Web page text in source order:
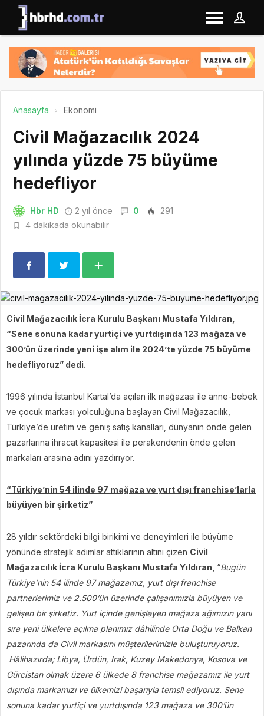
Anasayfa Ekonomi
Civil Mağazacılık 2024
yılında yüzde 75 büyüme
hedefliyor
Hbr HD 2 yıl önce 0
291
4 dakikada okunabilir
Civil Mağazacılık İcra Kurulu Başkanı Mustafa Yıldıran,
“Sene sonuna kadar yurtiçi ve yurtdışında 123 mağaza ve
300’ün üzerinde yeni işe alım ile 2024’te yüzde 75 büyüme
hedefliyoruz” dedi.
1996 yılında İstanbul Kartal’da açılan ilk mağazası ile anne-bebek
ve çocuk markası yolculuğuna başlayan Civil Mağazacılık,
Türkiye’de üretim ve geniş satış kanalları, dünyanın önde gelen
pazarlarına ihracat kapasitesi ile perakendenin önde gelen
markaları arasına adını yazdırıyor.
“Türkiye’nin 54 ilinde 97 mağaza ve yurt dışı franchise’larla
büyüyen bir şirketiz”
28 yıldır sektördeki bilgi birikimi ve deneyimleri ile büyüme
yönünde stratejik adımlar attıklarının altını çizen Civil
Mağazacılık İcra Kurulu Başkanı Mustafa Yıldıran, “Bugün
Türkiye’nin 54 ilinde 97 mağazamız, yurt dışı franchise
partnerlerimiz ve 2.500’ün üzerinde çalışanımızla büyüyen ve
gelişen bir şirketiz. Yurt içinde genişleyen mağaza ağımızın yanı
sıra yeni ülkelere açılma planımız dâhilinde Orta Doğu ve Balkan
pazarında da Civil markasını müşterilerimizle buluşturuyoruz.
Hâlihazırda; Libya, Ürdün, Irak, Kuzey Makedonya, Kosova ve
Gürcistan olmak üzere 6 ülkede 8 franchise mağazamız ile yurt
dışında markamızı ve ülkemizi başarıyla temsil ediyoruz. Sene
sonuna kadar yurtiçi ve yurtdışında 123 mağaza ve 300’ün